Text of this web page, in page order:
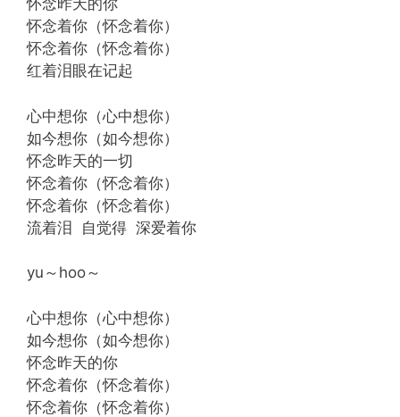
怀念昨天的你
怀念着你（怀念着你）
怀念着你（怀念着你）
红着泪眼在记起
心中想你（心中想你）
如今想你（如今想你）
怀念昨天的一切
怀念着你（怀念着你）
怀念着你（怀念着你）
流着泪 自觉得 深爱着你
yu～hoo～
心中想你（心中想你）
如今想你（如今想你）
怀念昨天的你
怀念着你（怀念着你）
怀念着你（怀念着你）